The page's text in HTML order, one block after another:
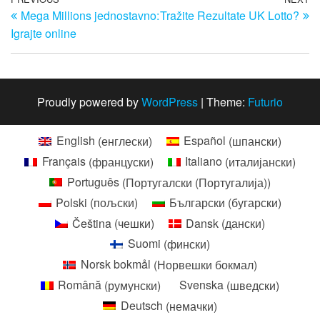
чланка
PostMega Millions jednostavno:
Igrajte online
Tražite Rezultate UK Lotto?
Proudly powered byWordPress | Theme: Futurio
English (енглески) Español (шпански)
Français(француски) Italiano (италијански)
Português(Португалски (Португалија))
Polski (пољски) Български (бугарски)
Čeština (чешки) Dansk (дански)
Suomi (фински)
Norsk bokmål (Норвешки бокмал)
Română (румунски) Svenska (шведски)
Deutsch (немачки)